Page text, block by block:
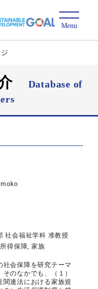
介
Database of
社会福祉学科 准教授
得保障, 家族
社会保障を研究テーマ
そのなかでも、（１）
関連法における家族規